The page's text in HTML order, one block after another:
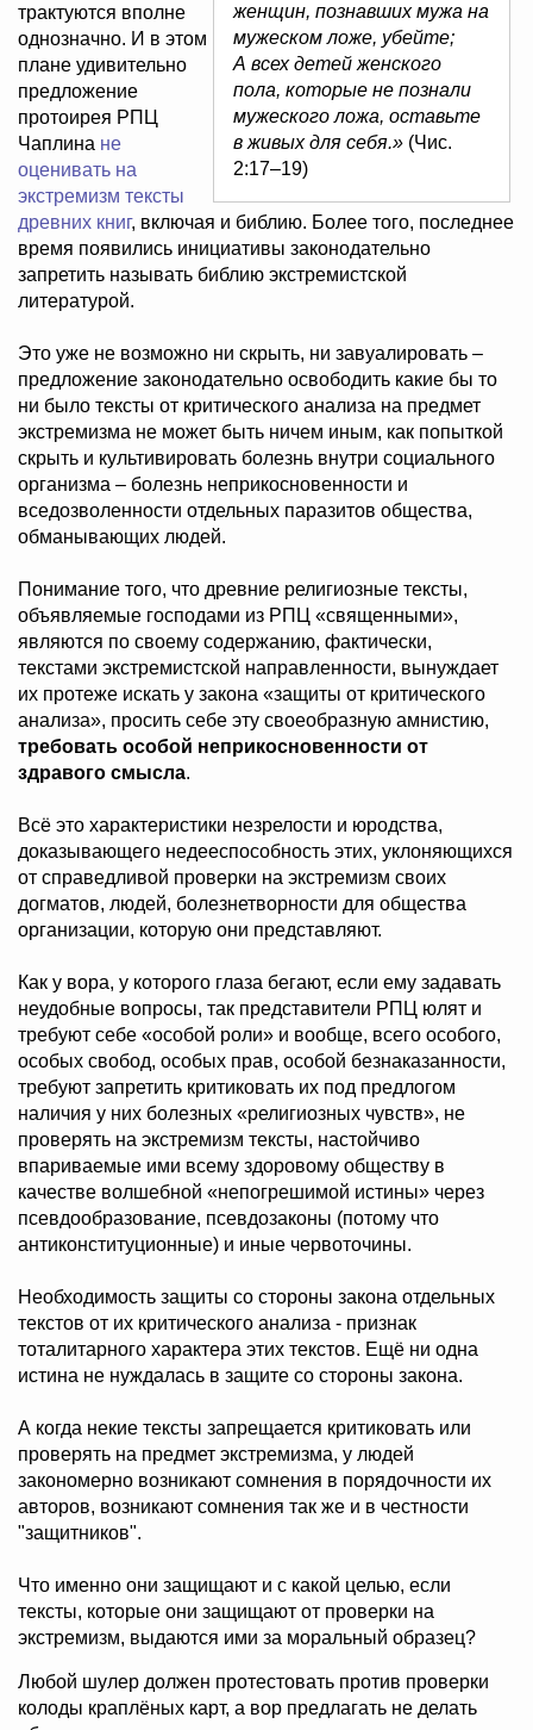
женщин, познавших мужа на
мужеском ложе, убейте;
А всех детей женского
пола, которые не познали
мужеского ложа, оставьте
в живых для себя.» (Чис.
2:17–19)
трактуются вполне
однозначно. И в этом
плане удивительно
предложение
протоирея РПЦ
Чаплина не
оценивать на
экстремизм тексты
древних книг, включая и библию. Более того, последнее
время появились инициативы законодательно
запретить называть библию экстремистской
литературой.
Это уже не возможно ни скрыть, ни завуалировать –
предложение законодательно освободить какие бы то
ни было тексты от критического анализа на предмет
экстремизма не может быть ничем иным, как попыткой
скрыть и культивировать болезнь внутри социального
организма – болезнь неприкосновенности и
вседозволенности отдельных паразитов общества,
обманывающих людей.
Понимание того, что древние религиозные тексты,
объявляемые господами из РПЦ «священными»,
являются по своему содержанию, фактически,
текстами экстремистской направленности, вынуждает
их протеже искать у закона «защиты от критического
анализа», просить себе эту своеобразную амнистию,
требовать особой неприкосновенности от
здравого смысла.
Всё это характеристики незрелости и юродства,
доказывающего недееспособность этих, уклоняющихся
от справедливой проверки на экстремизм своих
догматов, людей, болезнетворности для общества
организации, которую они представляют.
Как у вора, у которого глаза бегают, если ему задавать
неудобные вопросы, так представители РПЦ юлят и
требуют себе «особой роли» и вообще, всего особого,
особых свобод, особых прав, особой безнаказанности,
требуют запретить критиковать их под предлогом
наличия у них болезных «религиозных чувств», не
проверять на экстремизм тексты, настойчиво
впариваемые ими всему здоровому обществу в
качестве волшебной «непогрешимой истины» через
псевдообразование, псевдозаконы (потому что
антиконституционные) и иные червоточины.
Необходимость защиты со стороны закона отдельных
текстов от их критического анализа - признак
тоталитарного характера этих текстов. Ещё ни одна
истина не нуждалась в защите со стороны закона.
А когда некие тексты запрещается критиковать или
проверять на предмет экстремизма, у людей
закономерно возникают сомнения в порядочности их
авторов, возникают сомнения так же и в честности
"защитников".
Что именно они защищают и с какой целью, если
тексты, которые они защищают от проверки на
экстремизм, выдаются ими за моральный образец?
Любой шулер должен протестовать против проверки
колоды краплёных карт, а вор предлагать не делать